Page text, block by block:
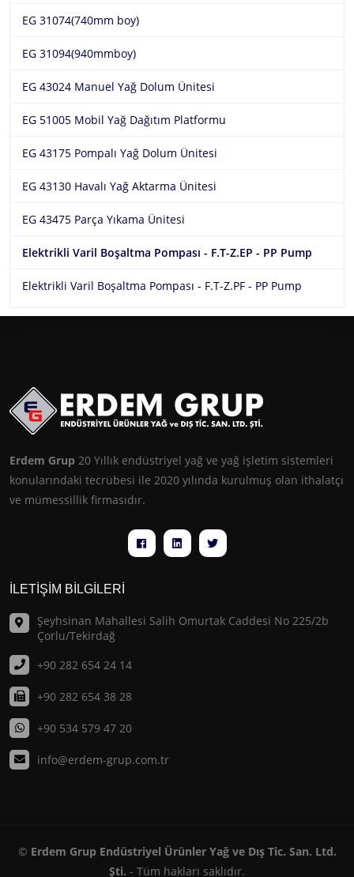
Fluitec
EG-Chem
Yağ Aktarma Pompa ve Aksesuarları
EG 31074(740mm boy)
EG 31094(940mmboy)
EG 43024 Manuel Yağ Dolum Ünitesi
EG 51005 Mobil Yağ Dağıtım Platformu
EG 43175 Pompalı Yağ Dolum Ünitesi
EG 43130 Havalı Yağ Aktarma Ünitesi
EG 43475 Parça Yıkama Ünitesi
Elektrikli Varil Boşaltma Pompası - F.T-Z.EP - PP Pump
Elektrikli Varil Boşaltma Pompası - F.T-Z.PF - PP Pump
Gres Aktarma Pompaları
Otomatik Yağlayıcılar
Hortum Makaraları
Sızdırmazlık Ürünleri ve Boru Tamir Ürünleri
Sektörler
İletişim
Erdem Grup 20 Yıllık endüstriyel yağ ve yağ işletim sistemleri
konularındaki tecrübesi ile 2020 yılında kurulmuş olan ithalatçı
ve mümessillik firmasıdır.
İLETİŞİM BİLGİLERİ
Şeyhsinan Mahallesi Salih Omurtak Caddesi No 225/2b
Çorlu/Tekirdağ
+90 282 654 24 14
+90 282 654 38 28
+90 534 579 47 20
info@erdem-grup.com.tr
© Erdem Grup Endüstriyel Ürünler Yağ ve Dış Tic. San. Ltd.
Şti. - Tüm hakları saklıdır.